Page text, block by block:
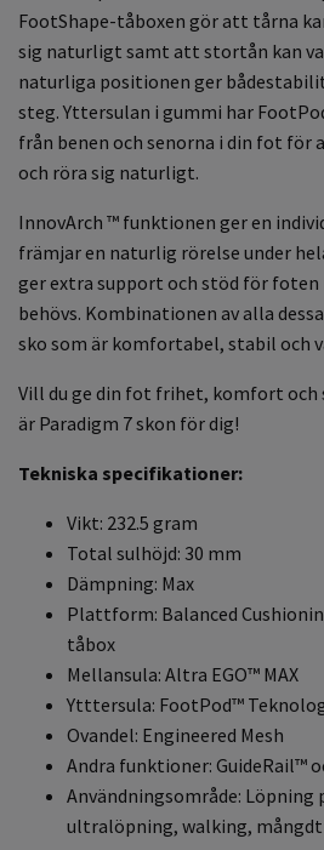
FootShape-tåboxen gör att tårna
sig naturligt samt att stortån kan
naturliga positionen ger
steg. Yttersulan i gummi har
från benen och senorna i din fot
och röra sig naturligt.
InnovArch ™ funktionen ger en
främjar en naturlig rörelse under
ger extra support och stöd för foten
behövs. Kombinationen av alla
sko som är komfortabel, stabil och
Vill du ge din fot frihet, komfort och
är Paradigm 7 skon för dig!
Tekniska specifikationer:
Vikt: 232.5 gram
Total sulhöjd: 30 mm
Dämpning: Max
Plattform: Balanced
tåbox
Mellansula: Altra EGO™ MAX
Ytttersula: FootPod™
Ovandel: Engineered Mesh
Andra funktioner: GuideRail™
Användningsområde: Löpning
ultralöpning, walking,